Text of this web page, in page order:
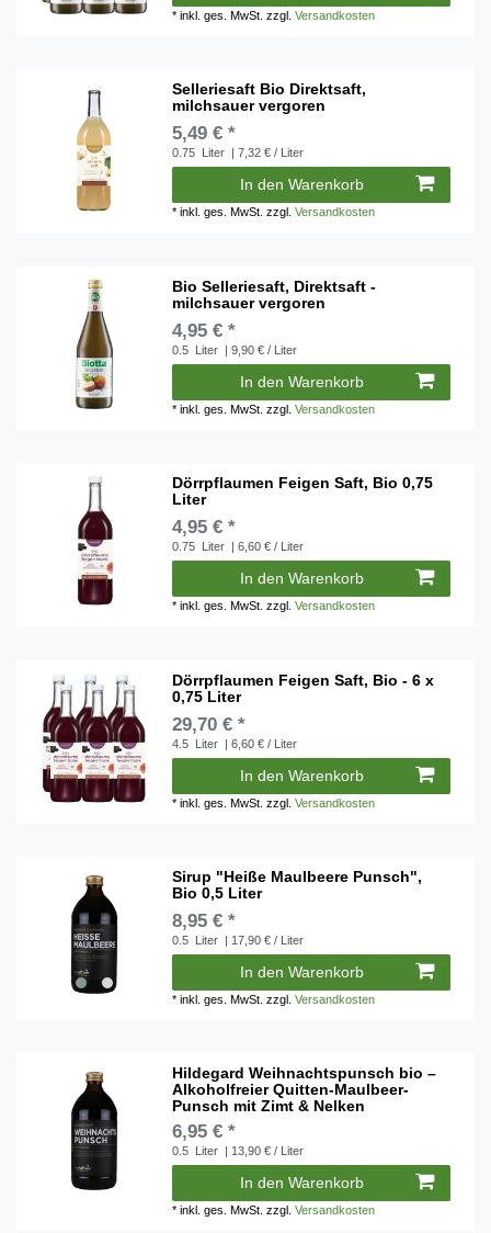
*inkl. ges. MwSt. zzgl.Versandkosten
Selleriesaft Bio Direktsaft,
milchsauer vergoren
5,49 € *
0.75 Liter | 7,32 € / Liter
In den Warenkorb
*inkl. ges. MwSt. zzgl.Versandkosten
Bio Selleriesaft, Direktsaft -
milchsauer vergoren
4,95 € *
0.5 Liter | 9,90 € / Liter
In den Warenkorb
*inkl. ges. MwSt. zzgl.Versandkosten
Dörrpflaumen Feigen Saft, Bio 0,75
Liter
4,95 € *
0.75 Liter | 6,60 € / Liter
In den Warenkorb
*inkl. ges. MwSt. zzgl.Versandkosten
Dörrpflaumen Feigen Saft, Bio - 6 x
0,75 Liter
29,70 € *
4.5 Liter | 6,60 € / Liter
In den Warenkorb
*inkl. ges. MwSt. zzgl.Versandkosten
Sirup "Heiße Maulbeere Punsch",
Bio 0,5 Liter
8,95 € *
0.5 Liter | 17,90 € / Liter
In den Warenkorb
*inkl. ges. MwSt. zzgl.Versandkosten
Hildegard Weihnachtspunsch bio –
Alkoholfreier Quitten-Maulbeer-
Punsch mit Zimt & Nelken
6,95 € *
0.5 Liter | 13,90 € / Liter
In den Warenkorb
*inkl. ges. MwSt. zzgl.Versandkosten